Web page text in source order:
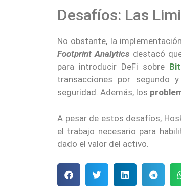
Desafíos: Las
No obstante, la
Footprint Analytics destacó
para introducir DeFi sobre
transacciones por segundo
seguridad. Además, los
A pesar de estos desafíos,
el trabajo necesario para
dado el valor del activo.